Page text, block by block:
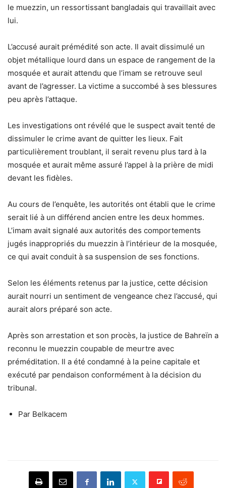
le muezzin, un ressortissant bangladais qui travaillait avec
lui.
L’accusé aurait prémédité son acte. Il avait dissimulé un
objet métallique lourd dans un espace de rangement de la
mosquée et aurait attendu que l’imam se retrouve seul
avant de l’agresser. La victime a succombé à ses blessures
peu après l’attaque.
Les investigations ont révélé que le suspect avait tenté de
dissimuler le crime avant de quitter les lieux. Fait
particulièrement troublant, il serait revenu plus tard à la
mosquée et aurait même assuré l’appel à la prière de midi
devant les fidèles.
Au cours de l’enquête, les autorités ont établi que le crime
serait lié à un différend ancien entre les deux hommes.
L’imam avait signalé aux autorités des comportements
jugés inappropriés du muezzin à l’intérieur de la mosquée,
ce qui avait conduit à sa suspension de ses fonctions.
Selon les éléments retenus par la justice, cette décision
aurait nourri un sentiment de vengeance chez l’accusé, qui
aurait alors préparé son acte.
Après son arrestation et son procès, la justice de Bahreïn a
reconnu le muezzin coupable de meurtre avec
préméditation. Il a été condamné à la peine capitale et
exécuté par pendaison conformément à la décision du
tribunal.
Par Belkacem